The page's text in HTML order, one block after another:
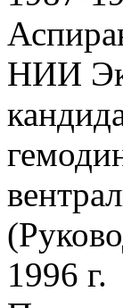
НИИ
1996 г.